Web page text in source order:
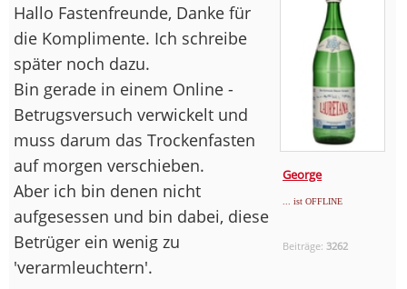
George
... ist OFFLINE
Beiträge:3262
Hallo Fastenfreunde, Danke für
die Komplimente. Ich schreibe
später noch dazu.
Bin gerade in einem Online -
Betrugsversuch verwickelt und
muss darum das Trockenfasten
auf morgen verschieben.
Aber ich bin denen nicht
aufgesessen und bin dabei, diese
Betrüger ein wenig zu
'verarmleuchtern'.